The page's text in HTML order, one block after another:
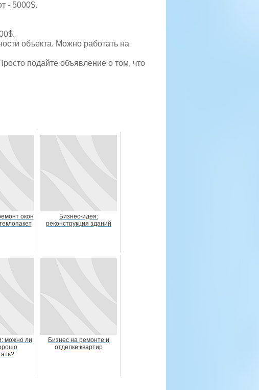
- 5000$.
объекта. Можно работать на
подайте объявление о том, что
окон
Бизнес-идея:
реконструкция зданий
можно ли
Бизнес на ремонте и
отделке квартир